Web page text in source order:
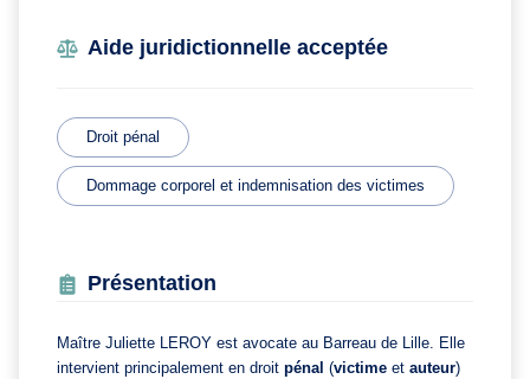
Aide juridictionnelle acceptée
Droit pénal
Dommage corporel et indemnisation des victimes
Présentation
Maître Juliette LEROY est avocate au Barreau de Lille. Elle
intervient principalement en droit pénal (victime et auteur)